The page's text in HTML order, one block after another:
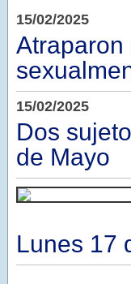
15/02/2025
Atraparon
15/02/2025
Dos
de Mayo
Lunes 17